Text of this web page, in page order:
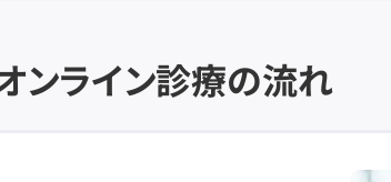
ンライン診療の流れ